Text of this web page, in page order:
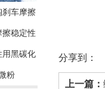
刹车摩擦
擦稳定性
用黑碳化
粉
分享到：
上一篇：